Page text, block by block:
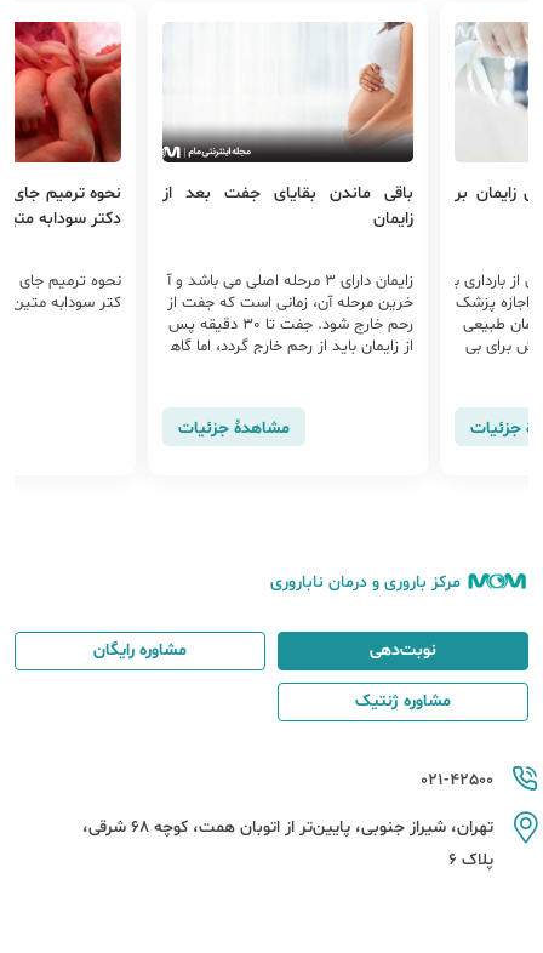
زایمان بر
از بارداری ب
اجازه پزشک
طبیعی
برای بی
از این روش
جزئیات
باقی ماندن بقایای جفت بعد از
زایمان
زایمان دارای 3 مرحله اصلی می باشد و آ
خرین مرحله آن، زمانی است که جفت از
رحم خارج شود. جفت تا 30 دقیقه پس
از زایمان باید از رحم خارج گردد، اما گاه
م دارای علت های مختلفی می باشد.
مشاهدهٔ جزئیات
نحوه ترمیم جای
دکتر سودابه
نحوه ترمیم جای
کتر سودابه متین
مرکز باروری و درمان ناباروری
021-42500
تهران، شیراز جنوبی، پایین‌تر از اتوبان همت، کوچه 68 شرقی،
پلاک 6
نوبت‌دهی مشاوره رایگان
مشاوره ژنتیک